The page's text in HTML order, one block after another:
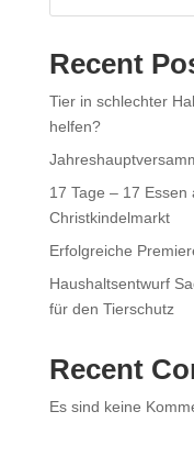
Recent
Tier in schlechter
helfen?
17 Tage – 17
Christkindelmarkt
Erfolgreiche
Haushaltsentwurf
für den Tierschutz
Recent
Es sind keine